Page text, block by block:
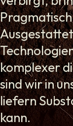
komplexer
sind wir in
liefern
kann.